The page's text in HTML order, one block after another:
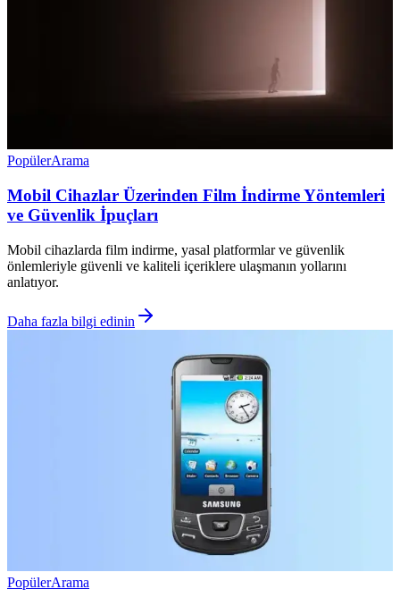
PopülerArama
Mobil Cihazlar Üzerinden Film İndirme Yöntemleri
ve Güvenlik İpuçları
Mobil cihazlarda film indirme, yasal platformlar ve güvenlik
önlemleriyle güvenli ve kaliteli içeriklere ulaşmanın yollarını
anlatıyor.
Daha fazla bilgi edinin
PopülerArama